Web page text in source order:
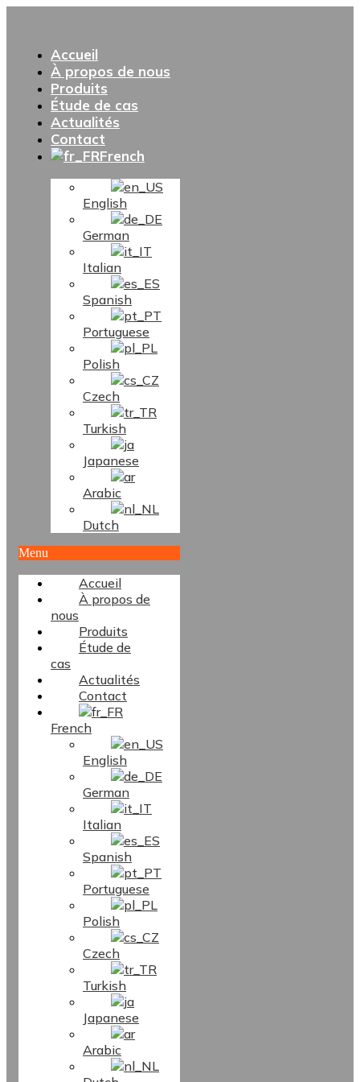
Accueil
À propos de nous
Produits
Étude de cas
Actualités
Contact
French
English
German
Italian
Spanish
Portuguese
Polish
Czech
Turkish
Japanese
Arabic
Dutch
Menu
Accueil
À propos de
nous
Produits
Étude de
cas
Actualités
Contact
French
English
German
Italian
Spanish
Portuguese
Polish
Czech
Turkish
Japanese
Arabic